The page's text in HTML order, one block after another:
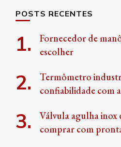
POSTS RECENTES
Fornecedor de
escolher
Termômetro
confiabilidade com
Válvula agulha inox
comprar com